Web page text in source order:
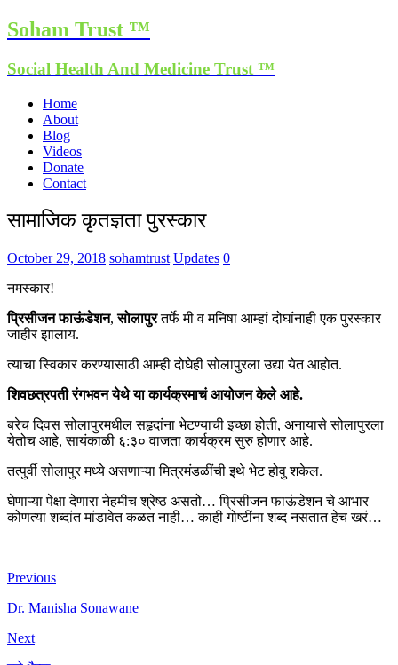
Soham Trust ™
Social Health And Medicine Trust ™
Home
About
Blog
Videos
Donate
Contact
सामाजिक कृतज्ञता पुरस्कार
October 29, 2018 sohamtrust Updates 0
नमस्कार!
प्रिसीजन फाऊंडेशन,सोलापुरतर्फे मी व मनिषा आम्हां दोघांनाही एक पुरस्कार
जाहीर झालाय.
त्याचा स्विकार करण्यासाठी आम्ही दोघेही सोलापुरला उद्या येत आहोत.
शिवछत्रपती रंगभवन येथे या कार्यक्रमाचं आयोजन केले आहे.
बरेच दिवस सोलापुरमधील सहृदांना भेटण्याची इच्छा होती, अनायासे सोलापुरला
येतोच आहे, सायंकाळी ६:३० वाजता कार्यक्रम सुरु होणार आहे.
तत्पुर्वी सोलापुर मध्ये असणाऱ्या मित्रमंडळींची इथे भेट होवु शकेल.
घेणाऱ्या पेक्षा देणारा नेहमीच श्रेष्ठ असतो… प्रिसीजन फाऊंडेशन चे आभार
कोणत्या शब्दांत मांडावेत कळत नाही… काही गोष्टींना शब्द नसतात हेच खरं…
Previous
Dr. Manisha Sonawane
Next